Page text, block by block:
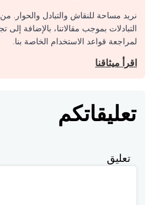
نريد مساحة للنقاش والتبادل والحوار.
التبادلات بموجب مقالاتنا، بالإضافة
لمراجعة قواعد الاستخدام الخاصة بنا.
اقرأ ميثاقنا
تعليقاتكم
تعليق